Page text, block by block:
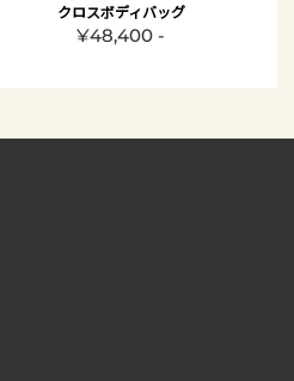
クロスボディバッグ
¥48,400 -